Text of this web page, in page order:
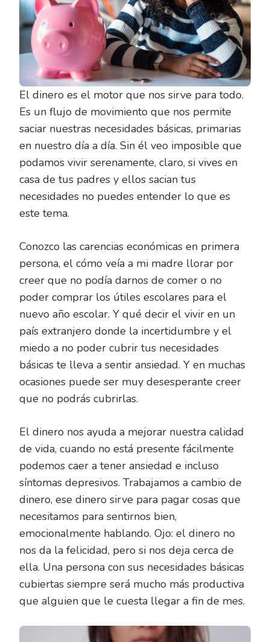
El dinero es el motor que nos sirve para todo.
Es un flujo de movimiento que nos permite
saciar nuestras necesidades básicas, primarias
en nuestro día a día. Sin él veo imposible que
podamos vivir serenamente, claro, si vives en
casa de tus padres y ellos sacian tus
necesidades no puedes entender lo que es
este tema.
Conozco las carencias económicas en primera
persona, el cómo veía a mi madre llorar por
creer que no podía darnos de comer o no
poder comprar los útiles escolares para el
nuevo año escolar. Y qué decir el vivir en un
país extranjero donde la incertidumbre y el
miedo a no poder cubrir tus necesidades
básicas te lleva a sentir ansiedad. Y en muchas
ocasiones puede ser muy desesperante creer
que no podrás cubrirlas.
El dinero nos ayuda a mejorar nuestra calidad
de vida, cuando no está presente fácilmente
podemos caer a tener ansiedad e incluso
síntomas depresivos. Trabajamos a cambio de
dinero, ese dinero sirve para pagar cosas que
necesitamos para sentirnos bien,
emocionalmente hablando. Ojo: el dinero no
nos da la felicidad, pero si nos deja cerca de
ella. Una persona con sus necesidades básicas
cubiertas siempre será mucho más productiva
que alguien que le cuesta llegar a fin de mes.